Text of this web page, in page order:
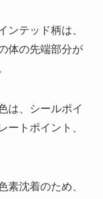
ンテッド柄は、
体の先端部分が
は、シールポイ
ートポイント、
素沈着のため、